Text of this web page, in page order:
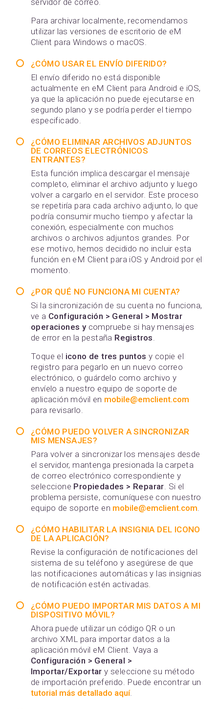
servidor de correo.
Para archivar localmente, recomendamos
utilizar las versiones de escritorio de eM
Client para Windows o macOS.
¿CÓMO USAR EL ENVÍO DIFERIDO?
El envío diferido no está disponible
actualmente en eM Client para Android e iOS,
ya que la aplicación no puede ejecutarse en
segundo plano y se podría perder el tiempo
especificado.
¿CÓMO ELIMINAR ARCHIVOS ADJUNTOS
DE CORREOS ELECTRÓNICOS
ENTRANTES?
Esta función implica descargar el mensaje
completo, eliminar el archivo adjunto y luego
volver a cargarlo en el servidor. Este proceso
se repetiría para cada archivo adjunto, lo que
podría consumir mucho tiempo y afectar la
conexión, especialmente con muchos
archivos o archivos adjuntos grandes. Por
ese motivo, hemos decidido no incluir esta
función en eM Client para iOS y Android por el
momento.
¿POR QUÉ NO FUNCIONA MI CUENTA?
Si la sincronización de su cuenta no funciona,
ve a Configuración > General > Mostrar
operaciones ycompruebe si hay mensajes
de error en la pestaña Registros.
Toque el icono de tres puntos y copie el
registro para pegarlo en un nuevo correo
electrónico, o guárdelo como archivo y
envíelo a nuestro equipo de soporte de
aplicación móvil en mobile@emclient.com
para revisarlo.
¿CÓMO PUEDO VOLVER A SINCRONIZAR
MIS MENSAJES?
Para volver a sincronizar los mensajes desde
el servidor, mantenga presionada la carpeta
de correo electrónico correspondiente y
seleccione Propiedades > Reparar. Si el
problema persiste, comuníquese con nuestro
equipo de soporte en mobile@emclient.com.
¿CÓMO HABILITAR LA INSIGNIA DEL ICONO
DE LA APLICACIÓN?
Revise la configuración de notificaciones del
sistema de su teléfono y asegúrese de que
las notificaciones automáticas y las insignias
de notificación estén activadas.
¿CÓMO PUEDO IMPORTAR MIS DATOS A MI
DISPOSITIVO MÓVIL?
Ahora puede utilizar un código QR o un
archivo XML para importar datos a la
aplicación móvil eM Client. Vaya a
Configuración > General >
Importar/Exportar y seleccione su método
de importación preferido. Puede encontrar un
tutorial más detallado aquí.